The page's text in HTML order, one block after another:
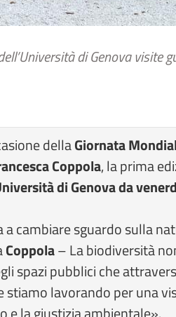
di Genova
dellaGiornata
Coppola, la prima
di Genovada
a cambiare sguardo sulla
Coppola– La biodiversità
spazi pubblici che
lavorando per una